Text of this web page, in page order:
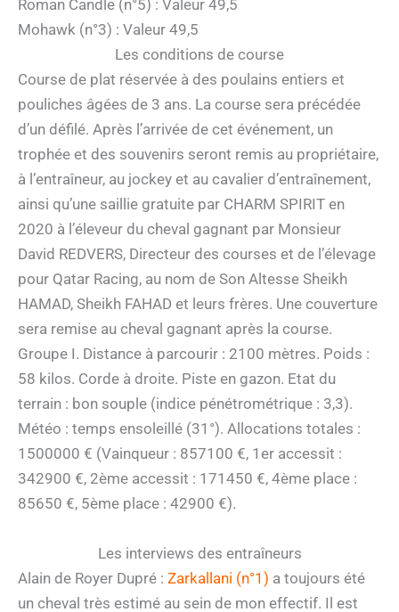
Roman Candle (n°5) : Valeur 49,5
Mohawk (n°3) : Valeur 49,5
Les conditions de course
Course de plat réservée à des poulains entiers et
pouliches âgées de 3 ans. La course sera précédée
d’un défilé. Après l’arrivée de cet événement, un
trophée et des souvenirs seront remis au propriétaire,
à l’entraîneur, au jockey et au cavalier d’entraînement,
ainsi qu’une saillie gratuite par CHARM SPIRIT en
2020 à l’éleveur du cheval gagnant par Monsieur
David REDVERS, Directeur des courses et de l’élevage
pour Qatar Racing, au nom de Son Altesse Sheikh
HAMAD, Sheikh FAHAD et leurs frères. Une couverture
sera remise au cheval gagnant après la course.
Groupe I. Distance à parcourir : 2100 mètres. Poids :
58 kilos. Corde à droite. Piste en gazon. Etat du
terrain : bon souple (indice pénétrométrique : 3,3).
Météo : temps ensoleillé (31°). Allocations totales :
1500000 € (Vainqueur : 857100 €, 1er accessit :
342900 €, 2ème accessit : 171450 €, 4ème place :
85650 €, 5ème place : 42900 €).
Les interviews des entraîneurs
Alain de Royer Dupré : Zarkallani (n°1) a toujours été
un cheval très estimé au sein de mon effectif. Il est